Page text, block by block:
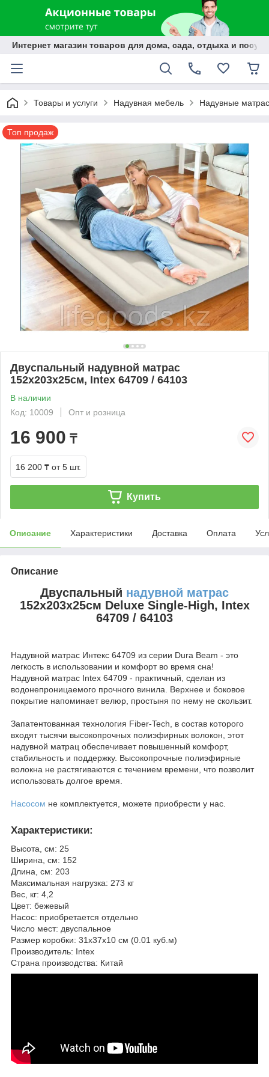
Интернет магазин товаров для дома, сада, отдыха и
Товары и услуги Надувная мебель Надувные
Топ продаж
Двуспальный надувной матрас
152х203х25см, Intex 64709 / 64103
В наличии
Код: 10009
Опт и розница
16 900 ₸
16 200 ₸ от 5 шт.
Купить
Описание Характеристики Доставка Оплата
Описание
Двуспальный надувной матрас
152х203х25см Deluxe Single-High, Intex
64709 / 64103
Надувной матрас Интекс 64709 из серии Dura Beam - это
легкость в использовании и комфорт во время сна!
Надувной матрас Intex 64709 - практичный, сделан из
водонепроницаемого прочного винила. Верхнее и боковое
покрытие напоминает велюр, простыня по нему не скользит.
Запатентованная технология Fiber-Tech, в состав которого
входят тысячи высокопрочных полиэфирных волокон, этот
надувной матрац обеспечивает повышенный комфорт,
стабильность и поддержку. Высокопрочные полиэфирные
волокна не растягиваются с течением времени, что позволит
использовать долгое время.
Насосом не комплектуется, можете приобрести у нас.
Характеристики:
Высота, см: 25
Ширина, см: 152
Длина, см: 203
Максимальная нагрузка: 273 кг
Вес, кг: 4,2
Цвет: бежевый
Насос: приобретается отдельно
Число мест: двуcпальное
Размер коробки: 31х37х10 см (0.01 куб.м)
Производитель: Intex
Страна производства: Китай